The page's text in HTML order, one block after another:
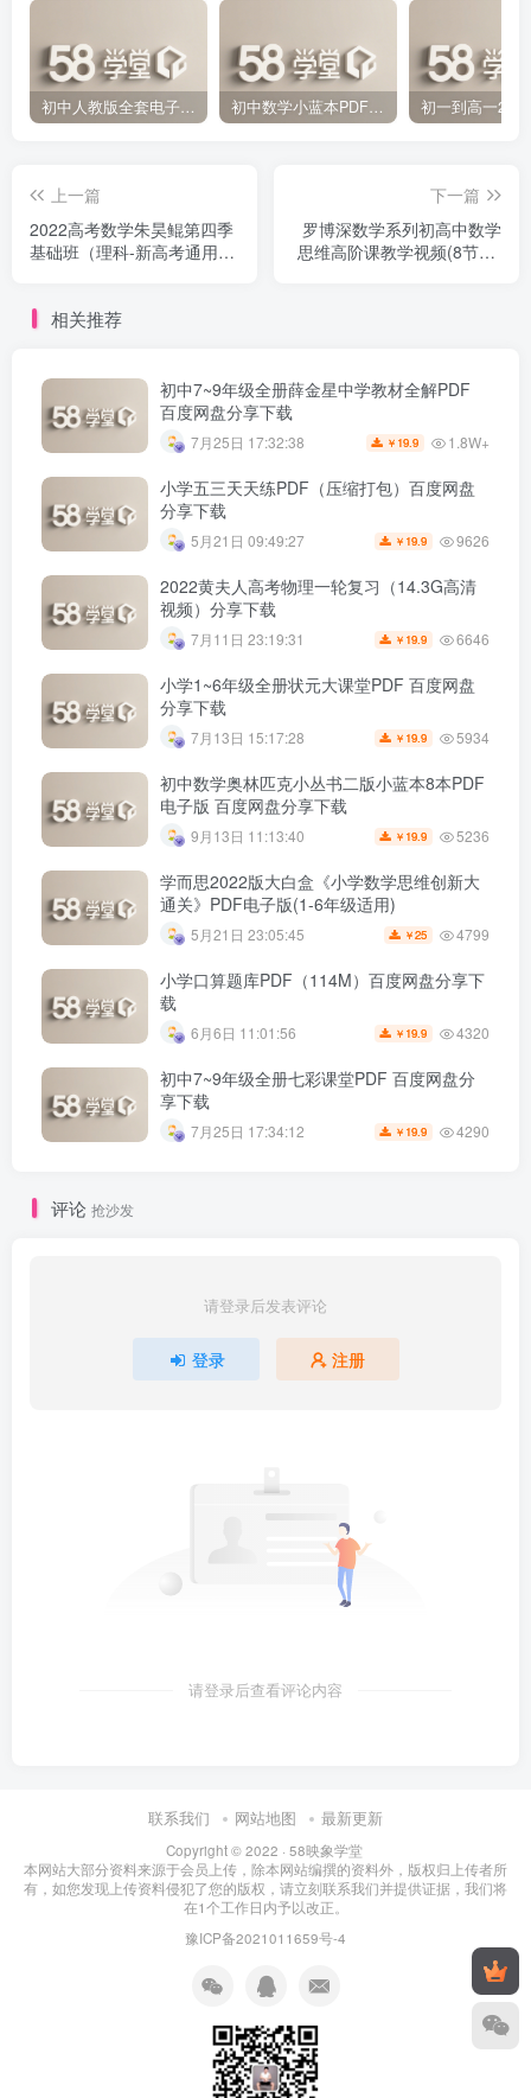
初中人教版全套电子课本 百度网盘分享下载 初中数学小蓝本PDF电子版（压缩打包）百度网盘分享下载
上一篇
2022高考数学朱昊鲲第四季
基础班（理科-新高考通用）
下一篇
罗博深数学系列初高中数学
思维高阶课教学视频(8节课)
相关推荐
初中7~9年级全册薛金星中学教材全解PDF
百度网盘分享下载
7月25日 17:32:38 ￥ 19.9 1.8W+
小学五三天天练PDF（压缩打包）百度网盘
分享下载
5月21日 09:49:27 ￥ 19.9 9626
2022黄夫人高考物理一轮复习（14.3G高清
视频）分享下载
7月11日 23:19:31 ￥ 19.9 6646
小学1~6年级全册状元大课堂PDF 百度网盘
分享下载
7月13日 15:17:28 ￥ 19.9 5934
初中数学奥林匹克小丛书二版小蓝本8本PDF
电子版 百度网盘分享下载
9月13日 11:13:40 ￥ 19.9 5236
学而思2022版大白盒《小学数学思维创新大
通关》PDF电子版(1-6年级适用)
5月21日 23:05:45 ￥25 4799
小学口算题库PDF（114M）百度网盘分享下
载
6月6日 11:01:56 ￥ 19.9 4320
初中7~9年级全册七彩课堂PDF 百度网盘分
享下载
7月25日 17:34:12 ￥ 19.9 4290
评论 抢沙发
请登录后发表评论
登录 注册
请登录后查看评论内容
联系我们 网站地图 最新更新
Copyright © 2022 · 58映象学堂
本网站大部分资料来源于会员上传，除本网站编撰的资料外，版权归上传者所
有，如您发现上传资料侵犯了您的版权，请立刻联系我们并提供证据，我们将
在1个工作日内予以改正。
豫ICP备2021011659号-4